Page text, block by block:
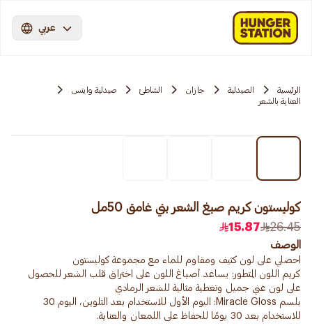
عربي
الرئيسية الصيدلية جازان الشاطئ
صيدلية وايتس
العناية بالشعر
كوليستون كريم صبغ الشعر بني غامق 50مل
26.45
15.87
الوصف
كريم اللون المتطور: يساعد أصباغ اللون على اختراق قلب الشعر للحصول
بلسم Miracle Gloss: اليوم الأول للاستخدام بعد التلوين، اليوم 30
للاستخدام بعد 30 يومًا للحفاظ على اللمعان والعناية.